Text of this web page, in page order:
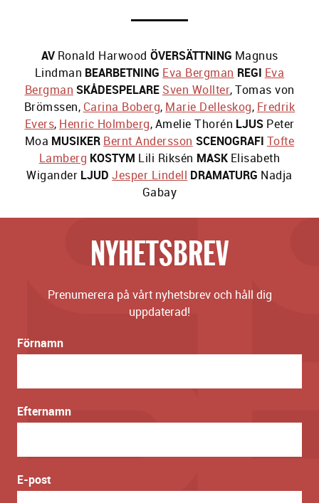
AV Ronald Harwood ÖVERSÄTTNING Magnus
Lindman BEARBETNING Eva Bergman REGI Eva
Bergman SKÅDESPELARE Sven Wollter,Tomas von
Brömssen, Carina Boberg, Marie Delleskog, Fredrik
Evers, Henric Holmberg,Amelie Thorén LJUS Peter
Moa MUSIKER Bernt Andersson SCENOGRAFI Tofte
Lamberg KOSTYM Lili Riksén MASK Elisabeth
Wigander LJUD Jesper Lindell DRAMATURG Nadja
Gabay
NYHETSBREV
Prenumerera på vårt nyhetsbrev och håll dig
uppdaterad!
Förnamn
Efternamn
E-post